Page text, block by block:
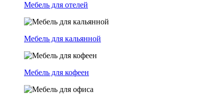
Мебель для отелей
Мебель для кальянной
Мебель для кофеен